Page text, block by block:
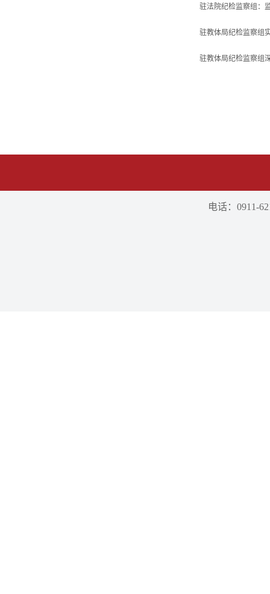
驻法院纪检监察组：
驻教体局纪检监察组
驻教体局纪检监察组
电话：0911-